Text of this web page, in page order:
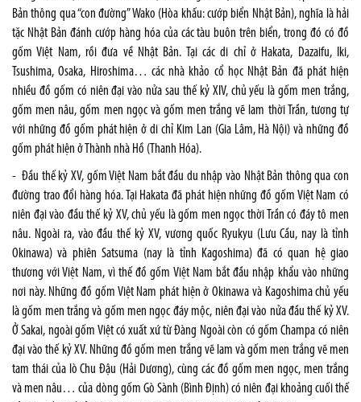
Bản thông qua “con đường” Wako (Hòa khấu: cướp biển Nhật Bản), nghĩa là hải
tặc Nhật Bản đánh cướp hàng hóa của các tàu buôn trên biển, trong đó có đồ
gốm Việt Nam, rồi đưa về Nhật Bản. Tại các di chỉ ở Hakata, Dazaifu, Iki,
Tsushima, Osaka, Hiroshima… các nhà khảo cổ học Nhật Bản đã phát hiện
nhiều đồ gốm có niên đại vào nửa sau thế kỷ XIV, chủ yếu là gốm men trắng,
gốm men nâu, gốm men ngọc và gốm men trắng vẽ lam thời Trần, tương tự
với những đồ gốm phát hiện ở di chỉ Kim Lan (Gia Lâm, Hà Nội) và những đồ
gốm phát hiện ở Thành nhà Hồ (Thanh Hóa).
- Đầu thế kỷ XV, gốm Việt Nam bắt đầu du nhập vào Nhật Bản thông qua con
đường trao đổi hàng hóa. Tại Hakata đã phát hiện những đồ gốm Việt Nam có
niên đại vào đầu thế kỷ XV, chủ yếu là gốm men ngọc thời Trần có đáy tô men
nâu. Ngoài ra, vào đầu thế kỷ XV, vương quốc Ryukyu (Lưu Cầu, nay là tỉnh
Okinawa) và phiên Satsuma (nay là tỉnh Kagoshima) đã có quan hệ giao
thương với Việt Nam, vì thế đồ gốm Việt Nam bắt đầu nhập khẩu vào những
nơi này. Những đồ gốm Việt Nam phát hiện ở Okinawa và Kagoshima chủ yếu
là gốm men trắng và gốm men ngọc đáy mộc, niên đại vào nửa đầu thế kỷ XV.
Ở Sakai, ngoài gốm Việt có xuất xứ từ Đàng Ngoài còn có gốm Champa có niên
đại vào thế kỷ XV. Những đồ gốm men trắng vẽ lam và gốm men trắng vẽ men
tam thái của lò Chu Đậu (Hải Dương), cùng các đồ gốm men ngọc, men trắng
và men nâu… của dòng gốm Gò Sành (Bình Định) có niên đại khoảng cuối thế